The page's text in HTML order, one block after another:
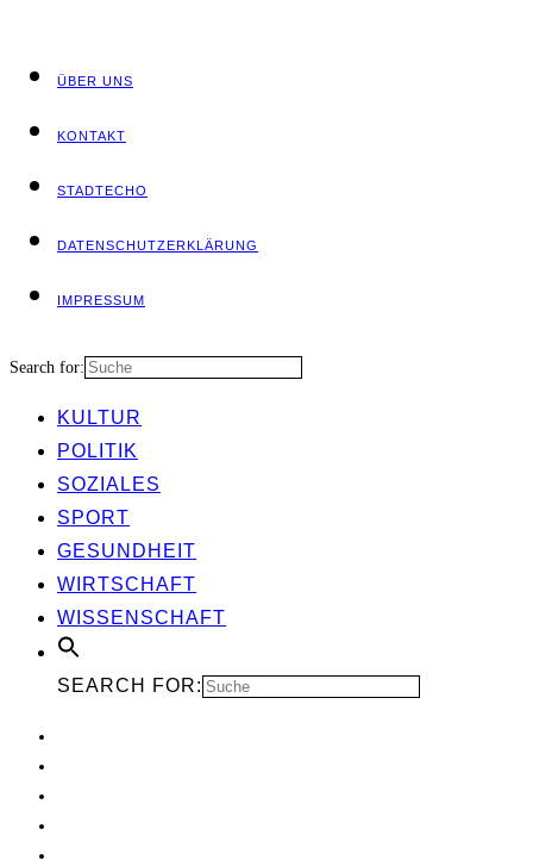
ÜBER UNS
KON­TAKT
STADT­ECHO
DATEN­SCHUTZ­ER­KLÄ­RUNG
IMPRES­SUM
Search for:
KUL­TUR
POLI­TIK
SOZIA­LES
SPORT
GESUND­HEIT
WIRT­SCHAFT
WIS­SEN­SCHAFT
SEARCH FOR: